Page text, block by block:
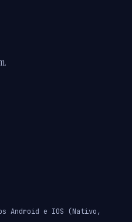
Android e IOS (Nativo,